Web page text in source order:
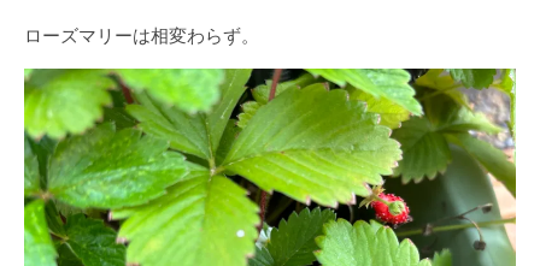
ローズマリーは相変わらず。